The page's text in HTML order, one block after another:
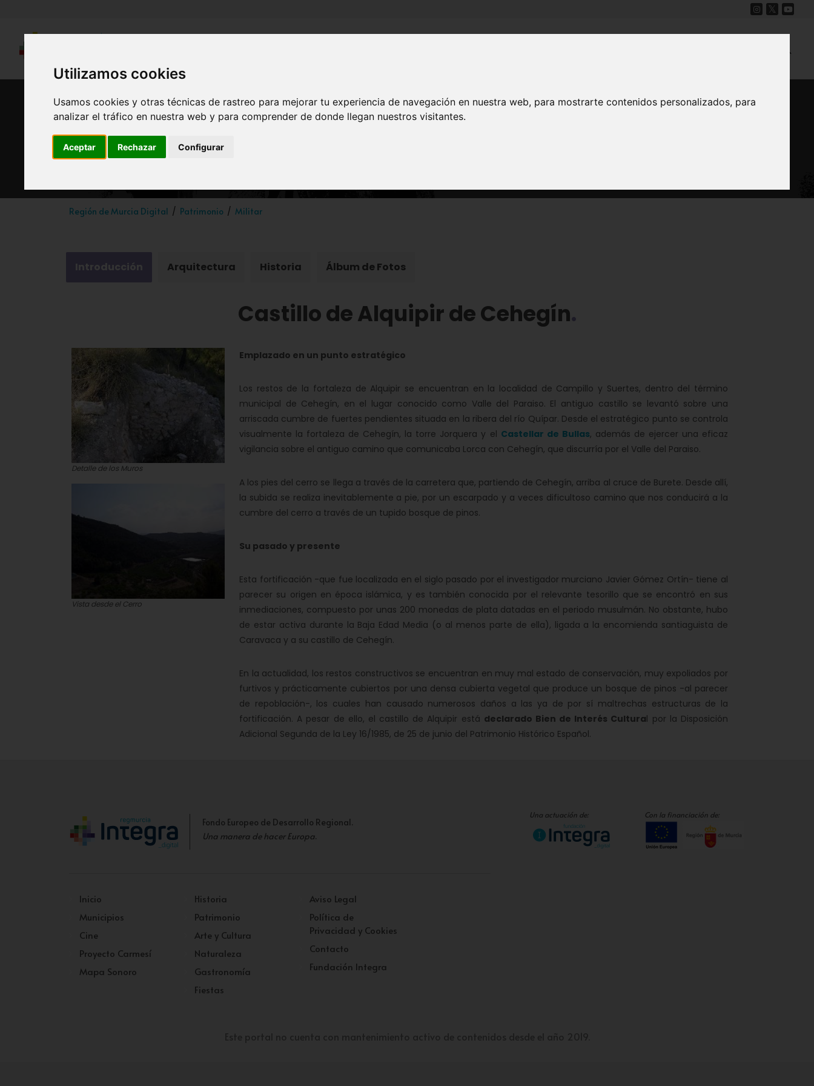
Utilizamos cookies
Usamos cookies y otras técnicas de rastreo para mejorar tu experiencia de navegación en nuestra web, para mostrarte contenidos personalizados, para
analizar el tráfico en nuestra web y para comprender de donde llegan nuestros visitantes.
Aceptar Rechazar Configurar
PATRIMONIO
Región de Murcia Digital Patrimonio Militar
Introducción Arquitectura Historia Álbum de Fotos
Castillo de Alquipir de Cehegín
Emplazado en un punto estratégico
Los restos de la fortaleza de Alquipir se encuentran en la localidad de Campillo y Suertes, dentro del término
municipal de Cehegín, en el lugar conocido como Valle del Paraiso. El antiguo castillo se levantó sobre una
arriscada cumbre de fuertes pendientes situada en la ribera del río Quípar. Desde el estratégico punto se controla
visualmente la fortaleza de Cehegín, la torre Jorquera y el Castellar de Bullas, además de ejercer una eficaz
vigilancia sobre el antiguo camino que comunicaba Lorca con Cehegín, que discurría por el Valle del Paraiso.
A los pies del cerro se llega a través de la carretera que, partiendo de Cehegín, arriba al cruce de Burete. Desde allí,
la subida se realiza inevitablemente a pie, por un escarpado y a veces dificultoso camino que nos conducirá a la
cumbre del cerro a través de un tupido bosque de pinos.
Su pasado y presente
Esta fortificación -que fue localizada en el siglo pasado por el investigador murciano Javier Gómez Ortín- tiene al
parecer su origen en época islámica, y es también conocida por el relevante tesorillo que se encontró en sus
inmediaciones, compuesto por unas 200 monedas de plata datadas en el periodo musulmán. No obstante, hubo
de estar activa durante la Baja Edad Media (o al menos parte de ella), ligada a la encomienda santiaguista de
Caravaca y a su castillo de Cehegín.
En la actualidad, los restos constructivos se encuentran en muy mal estado de conservación, muy expoliados por
furtivos y prácticamente cubiertos por una densa cubierta vegetal que produce un bosque de pinos -al parecer
de repoblación-, los cuales han causado numerosos daños a las ya de por sí maltrechas estructuras de la
fortificación. A pesar de ello, el castillo de Alquipir está declarado Bien de Interés Cultural por la Disposición
Adicional Segunda de la Ley 16/1985, de 25 de junio del Patrimonio Histórico Español.
Detalle de los Muros
Vista desde el Cerro
Fondo Europeo de Desarrollo Regional.
Una manera de hacer Europa.
Inicio
Municipios
Cine
Proyecto Carmesí
Mapa Sonoro
Historia
Patrimonio
Arte y Cultura
Naturaleza
Gastronomía
Fiestas
Aviso Legal
Política de
Privacidad y Cookies
Contacto
Fundación Integra
Una actuación de: Con la financiación de: